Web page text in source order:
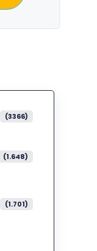
(3366)
(1.648)
(1.701)